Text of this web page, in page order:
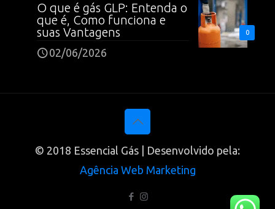
0
O que é gás GLP: Entenda o
que é, Como funciona e
suas Vantagens
02/06/2026
© 2018 Essencial Gás | Desenvolvido pela:
Agência Web Marketing